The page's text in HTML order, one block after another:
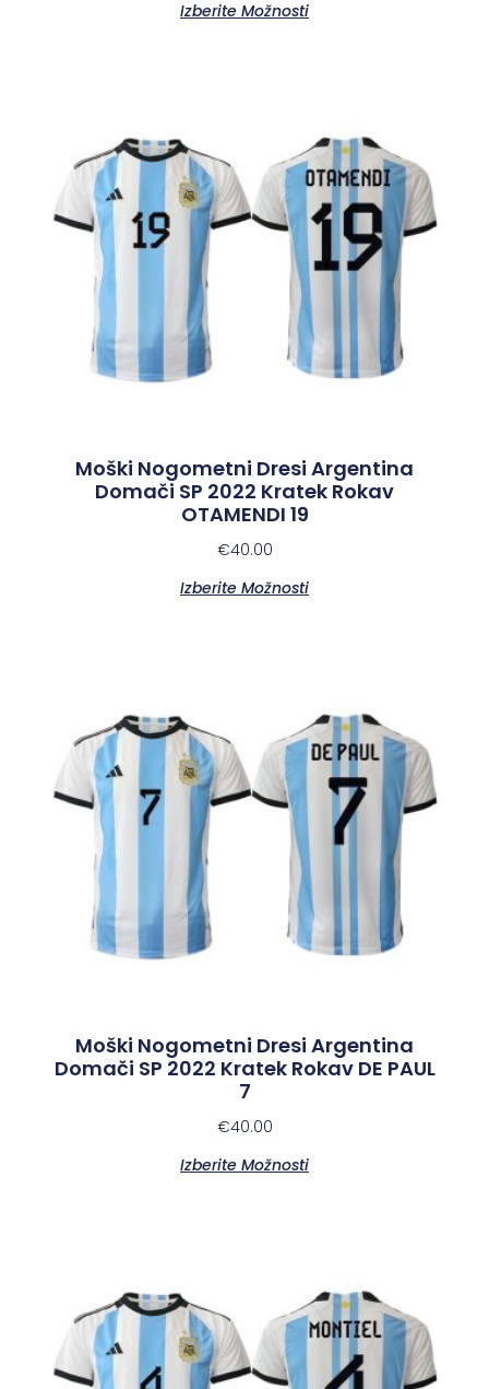
Izberite Možnosti
Moški Nogometni Dresi Argentina
Domači SP 2022 Kratek Rokav
OTAMENDI 19
€40.00
Izberite Možnosti
Moški Nogometni Dresi Argentina
Domači SP 2022 Kratek Rokav DE PAUL
7
€40.00
Izberite Možnosti